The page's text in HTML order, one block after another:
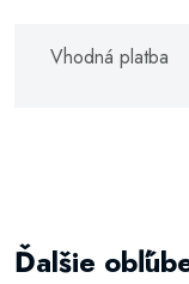
Vhodná platba
Ďalšie